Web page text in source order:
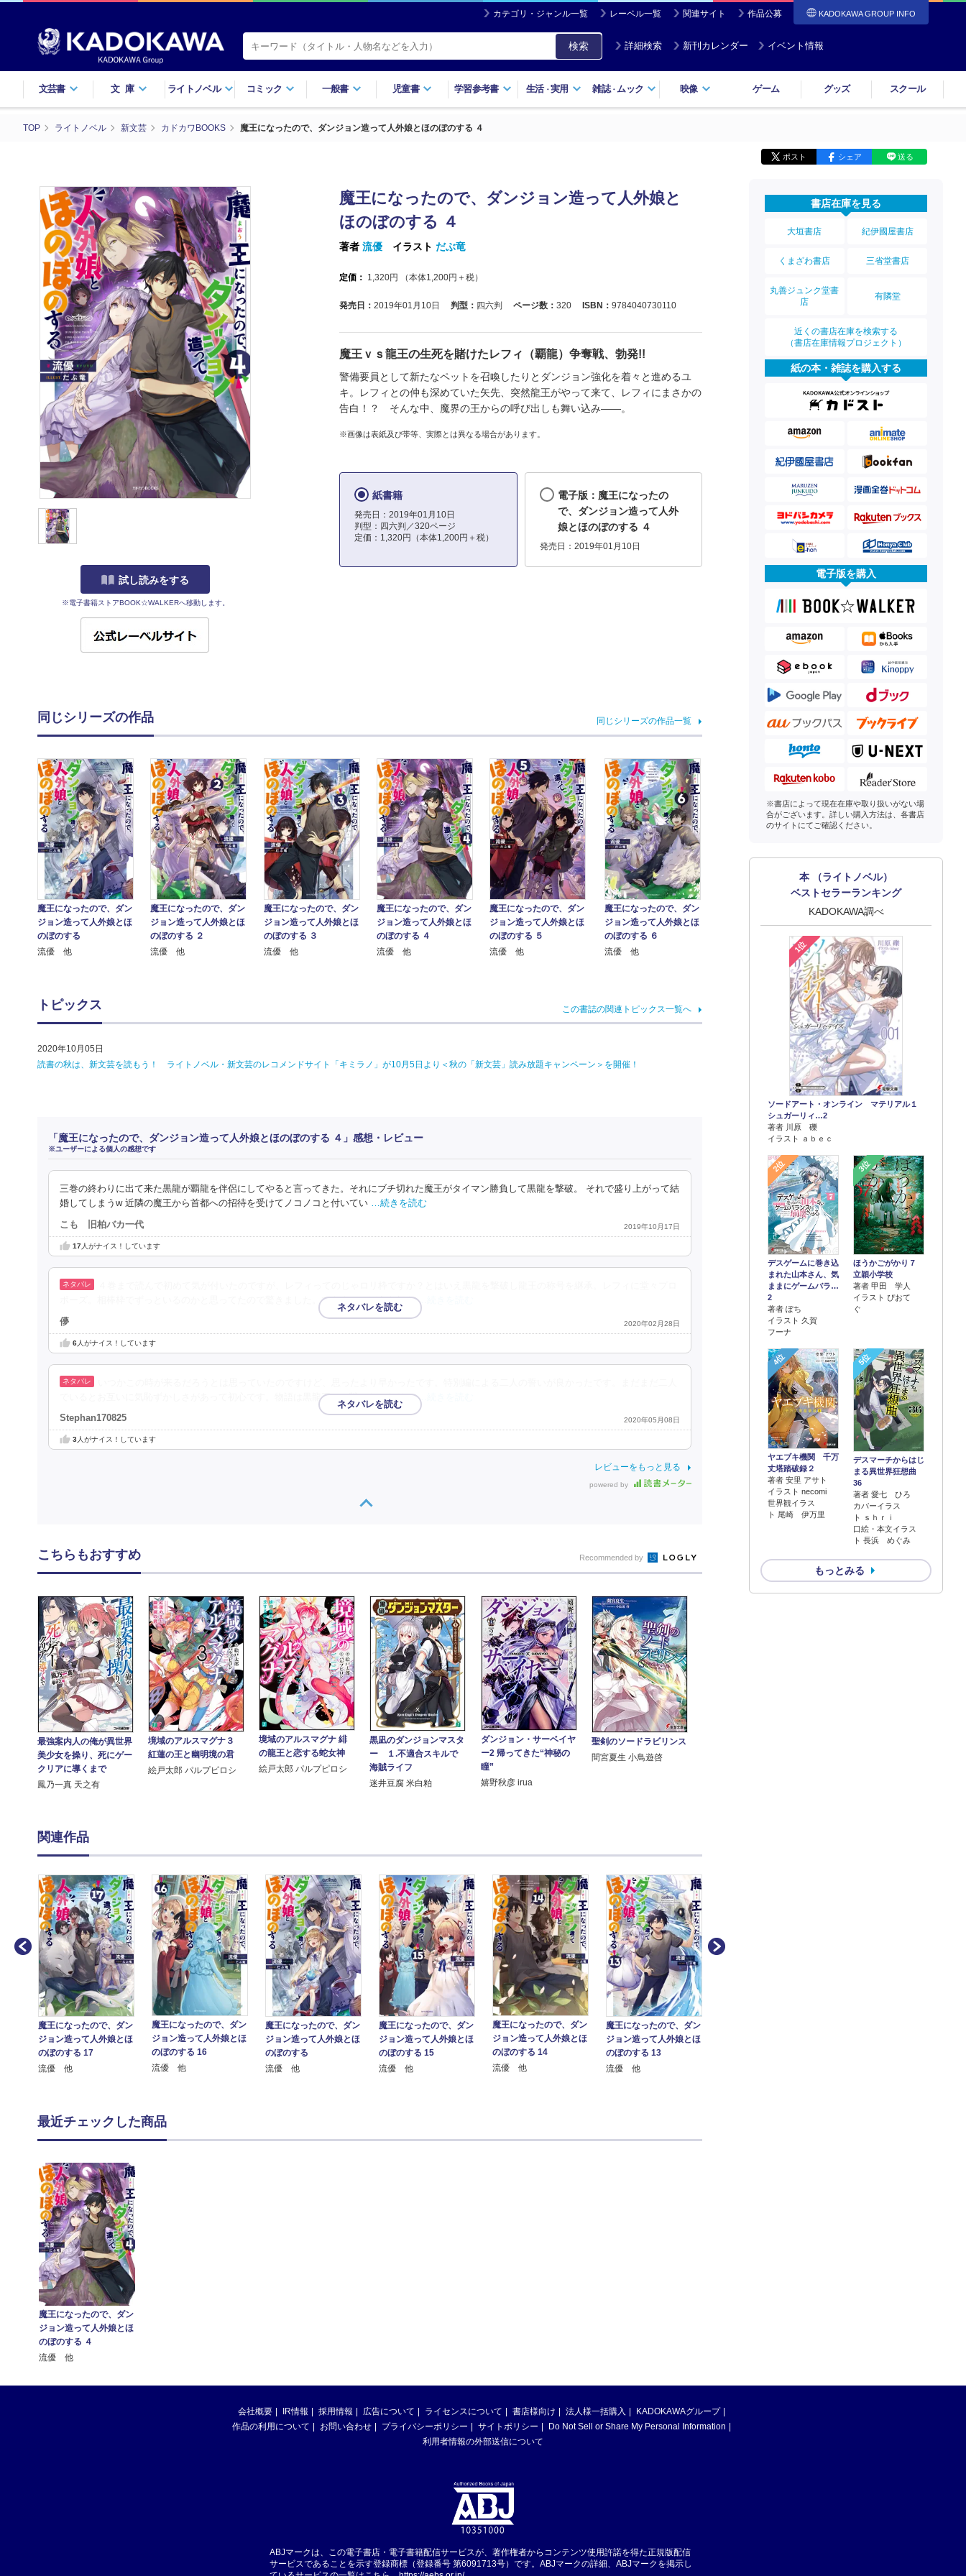
カテゴリ・ジャンル一覧 レーベル一覧 関連サイト 作品公募 KADOKAWA GROUP INFO
検索 詳細検索 新刊カレンダー イベント情報
文芸書 文庫 ライトノベル コミック 一般書 児童書 学習参考書 生活・実用 雑誌・ ムック 映像 ゲーム グッズ スクール
TOP ライトノベル 新文芸 カドカワBOOKS 魔王になったので、ダンジョン造って人外娘とほのぼのする ４
ポスト シェア 送る
試し読みをする
※電子書籍ストアBOOK☆WALKERへ移動します。
魔王になったので、ダンジョン造って人外娘と
ほのぼのする ４
著者 流優 イラスト だぶ竜
定価： 1,320円 （本体1,200円＋税）
発売日： 2019年01月10日 判型： 四六判 ページ数： 320 ISBN： 9784040730110
魔王ｖｓ龍王の生死を賭けたレフィ（覇龍）争奪戦、勃発!!
警備要員として新たなペットを召喚したりとダンジョン強化を着々と進めるユ
キ。レフィとの仲も深めていた矢先、突然龍王がやって来て、レフィにまさかの
告白！？ そんな中、魔界の王からの呼び出しも舞い込み――。
※画像は表紙及び帯等、実際とは異なる場合があります。
紙書籍
発売日：2019年01月10日
判型：四六判／320ページ
定価：1,320円（本体1,200円＋税）
電子版：魔王になったの
で、ダンジョン造って人外
娘とほのぼのする ４
発売日：2019年01月10日
同じシリーズの作品 同じシリーズの作品一覧
魔王になったので、ダン
ジョン造って人外娘とほ
のぼのする
流優 他
魔王になったので、ダン
ジョン造って人外娘とほ
のぼのする ２
流優 他
魔王になったので、ダン
ジョン造って人外娘とほ
のぼのする ３
流優 他
魔王になったので、ダン
ジョン造って人外娘とほ
のぼのする ４
流優 他
魔王になったので、ダン
ジョン造って人外娘とほ
のぼのする ５
流優 他
魔王になったので、ダン
ジョン造って人外娘とほ
のぼのする ６
流優 他
トピックス この書誌の関連トピックス一覧へ
2020年10月05日
読書の秋は、新文芸を読もう！ ライトノベル・新文芸のレコメンドサイト「キミラノ」が10月5日より＜秋の「新文芸」読み放題キャンペーン＞を開催！
「魔王になったので、ダンジョン造って人外娘とほのぼのする ４」感想・レビュー
※ユーザーによる個人の感想です
三巻の終わりに出て来た黒龍が覇龍を伴侶にしてやると言ってきた。それにブチ切れた魔王がタイマン勝負して黒龍を撃破。 それで盛り上がって結
婚してしまうw 近隣の魔王から首都への招待を受けてノコノコと付いてい …続きを読む
こも 旧柏バカ一代 2019年10月17日
17人がナイス！しています
ポーズ。相棒枠でずっといるのかと思ってたので驚きました。でもネルのほうも何や …続きを読む
儚 2020年02月28日
6人がナイス！しています
でいるとお互いに気恥ずかしさがあって初心です。物語は黒龍王との戦いだったり、 …続きを読む
Stephan170825 2020年05月08日
3人がナイス！しています
レビューをもっと見る
powered by
書店在庫を見る
大垣書店 紀伊國屋書店
くまざわ書店 三省堂書店
丸善ジュンク堂書
店
有隣堂
近くの書店在庫を検索する
（書店在庫情報プロジェクト）
紙の本・雑誌を購入する
電子版を購入
※書店によって現在在庫や取り扱いがない場
合がございます。詳しい購入方法は、各書店
のサイトにてご確認ください。
本 （ライトノベル）
ベストセラーランキング
KADOKAWA調べ
1位
ソードアート・オンライン マテリアル１
シュガーリィ…2
著者 川原 礫
イラスト ａｂｅｃ
2位
デスゲームに巻き込
まれた山本さん、気
ままにゲームバラ…
2
著者 ぽち
イラスト 久賀
フーナ
3位
ほうかごがかり７
立穎小学校
著者 甲田 学人
イラスト ぴおて
ぐ
4位
ヤエブキ機関 千万
丈塔踏破録２
著者 安里 アサト
イラスト necomi
世界観イラス
ト 尾崎 伊万里
5位
デスマーチからはじ
まる異世界狂想曲
36
著者 愛七 ひろ
カバーイラス
ト ｓｈｒｉ
口絵・本文イラス
ト 長浜 めぐみ
もっとみる
こちらもおすすめ Recommended by
最強案内人の俺が異世界
美少女を操り、死にゲー
クリアに導くまで
鳳乃一真 天之有
境域のアルスマグナ３
紅蓮の王と幽明境の君
絵戸太郎 パルプピロシ
境域のアルスマグナ 緋
の龍王と恋する蛇女神
絵戸太郎 パルプピロシ
黒凪のダンジョンマスタ
ー １.不適合スキルで
海賊ライフ
迷井豆腐 米白粕
ダンジョン・サーベイヤ
ー2 帰ってきた“神秘の
瞳”
嬉野秋彦 irua
聖剣のソードラビリンス
間宮夏生 小鳥遊啓
関連作品
魔王になったので、ダン
ジョン造って人外娘とほ
のぼのする 17
流優 他
魔王になったので、ダン
ジョン造って人外娘とほ
のぼのする 16
流優 他
魔王になったので、ダン
ジョン造って人外娘とほ
のぼのする
流優 他
魔王になったので、ダン
ジョン造って人外娘とほ
のぼのする 15
流優 他
魔王になったので、ダン
ジョン造って人外娘とほ
のぼのする 14
流優 他
魔王になったので、ダン
ジョン造って人外娘とほ
のぼのする 13
流優 他
最近チェックした商品
魔王になったので、ダン
ジョン造って人外娘とほ
のぼのする ４
流優 他
会社概要 IR情報 採用情報 広告について ライセンスについて 書店様向け 法人様一括購入
KADOKAWAグループ
作品の利用について
お問い合わせ プライバシーポリシー サイトポリシー
Do Not Sell or Share My Personal Information
利用者情報の外部送信について
ABJマークは、この電子書店・電子書籍配信サービスが、著作権者からコンテンツ使用許諾を得た正規版配信
サービスであることを示す登録商標（登録番号 第6091713号）です。ABJマークの詳細、ABJマークを掲示し